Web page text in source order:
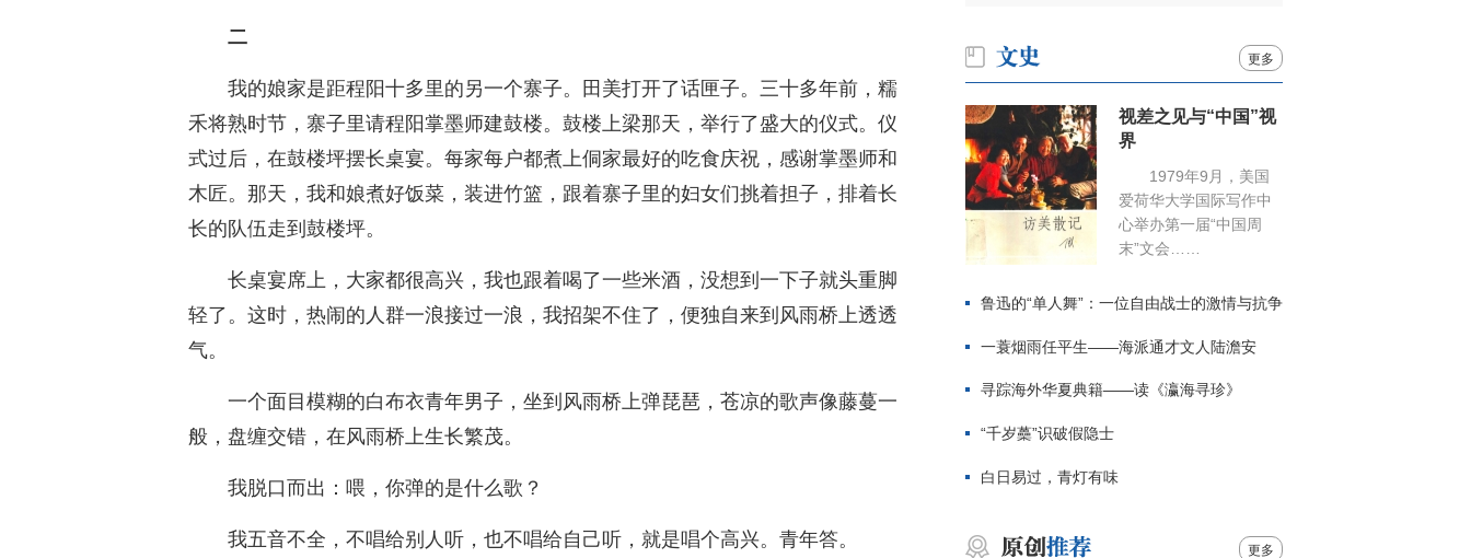
二
我的娘家是距程阳十多里的另一个寨子。田美打开了话匣子。三十多年前，糯
禾将熟时节，寨子里请程阳掌墨师建鼓楼。鼓楼上梁那天，举行了盛大的仪式。仪
式过后，在鼓楼坪摆长桌宴。每家每户都煮上侗家最好的吃食庆祝，感谢掌墨师和
木匠。那天，我和娘煮好饭菜，装进竹篮，跟着寨子里的妇女们挑着担子，排着长
长的队伍走到鼓楼坪。
长桌宴席上，大家都很高兴，我也跟着喝了一些米酒，没想到一下子就头重脚
轻了。这时，热闹的人群一浪接过一浪，我招架不住了，便独自来到风雨桥上透透
气。
一个面目模糊的白布衣青年男子，坐到风雨桥上弹琵琶，苍凉的歌声像藤蔓一
般，盘缠交错，在风雨桥上生长繁茂。
我脱口而出：喂，你弹的是什么歌？
我五音不全，不唱给别人听，也不唱给自己听，就是唱个高兴。青年答。
更多
视差之见与“中国”视
界
1979年9月，美国
爱荷华大学国际写作中
心举办第一届“中国周
末”文会……
鲁迅的“单人舞”：一位自由战士的激情与抗争
一蓑烟雨任平生——海派通才文人陆澹安
寻踪海外华夏典籍——读《瀛海寻珍》
“千岁蘽”识破假隐士
白日易过，青灯有味
更多